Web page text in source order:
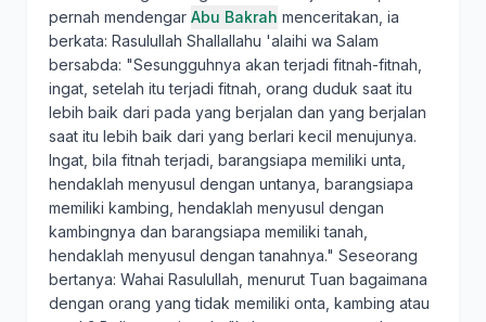
pernah mendengar Abu Bakrah menceritakan, ia
berkata: Rasulullah Shallallahu 'alaihi wa Salam
bersabda: "Sesungguhnya akan terjadi fitnah-fitnah,
ingat, setelah itu terjadi fitnah, orang duduk saat itu
lebih baik dari pada yang berjalan dan yang berjalan
saat itu lebih baik dari yang berlari kecil menujunya.
Ingat, bila fitnah terjadi, barangsiapa memiliki unta,
hendaklah menyusul dengan untanya, barangsiapa
memiliki kambing, hendaklah menyusul dengan
kambingnya dan barangsiapa memiliki tanah,
hendaklah menyusul dengan tanahnya." Seseorang
bertanya: Wahai Rasulullah, menurut Tuan bagaimana
dengan orang yang tidak memiliki onta, kambing atau